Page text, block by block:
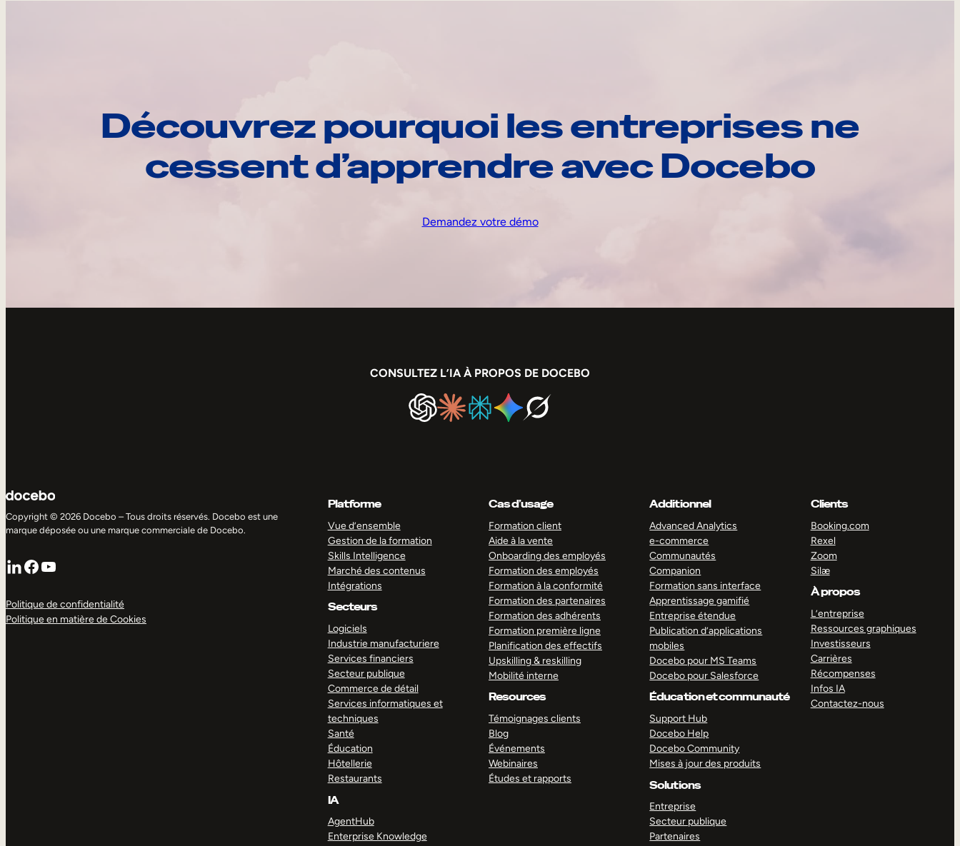
Découvrez pourquoi les entreprises ne
cessent d’apprendre avec Docebo
Demandez votre démo
CONSULTEZ L’IA À PROPOS DE DOCEBO
Copyright © 2026 Docebo – Tous droits réservés. Docebo est une
marque déposée ou une marque commerciale de Docebo.
LinkedIn
Facebook
YouTube
Politique de confidentialité
Politique en matière de Cookies
Platforme
Vue d’ensemble
Gestion de la formation
Skills Intelligence
Marché des contenus
Intégrations
Secteurs
Logiciels
Industrie manufacturiere
Services financiers
Secteur publique
Commerce de détail
Services informatiques et
techniques
Santé
Éducation
Hôtellerie
Restaurants
IA
AgentHub
Enterprise Knowledge
Cas d’usage
Formation client
Aide à la vente
Onboarding des employés
Formation des employés
Formation à la conformité
Formation des partenaires
Formation des adhérents
Formation première ligne
Planification des effectifs
Upskilling & reskilling
Mobilité interne
Resources
Témoignages clients
Blog
Événements
Webinaires
Études et rapports
Additionnel
Advanced Analytics
e-commerce
Communautés
Companion
Formation sans interface
Apprentissage gamifié
Entreprise étendue
Publication d’applications
mobiles
Docebo pour MS Teams
Docebo pour Salesforce
Éducation et communauté
Support Hub
Docebo Help
Docebo Community
Mises à jour des produits
Solutions
Entreprise
Secteur publique
Partenaires
Clients
Booking.com
Rexel
Zoom
Silæ
À propos
L’entreprise
Ressources graphiques
Investisseurs
Carrières
Récompenses
Infos IA
Contactez-nous